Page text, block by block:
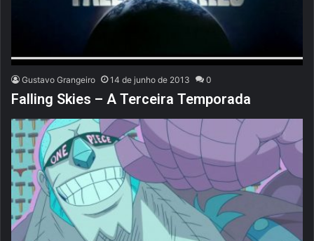
Gustavo Grangeiro 14 de junho de 2013 0
Falling Skies – A Terceira Temporada